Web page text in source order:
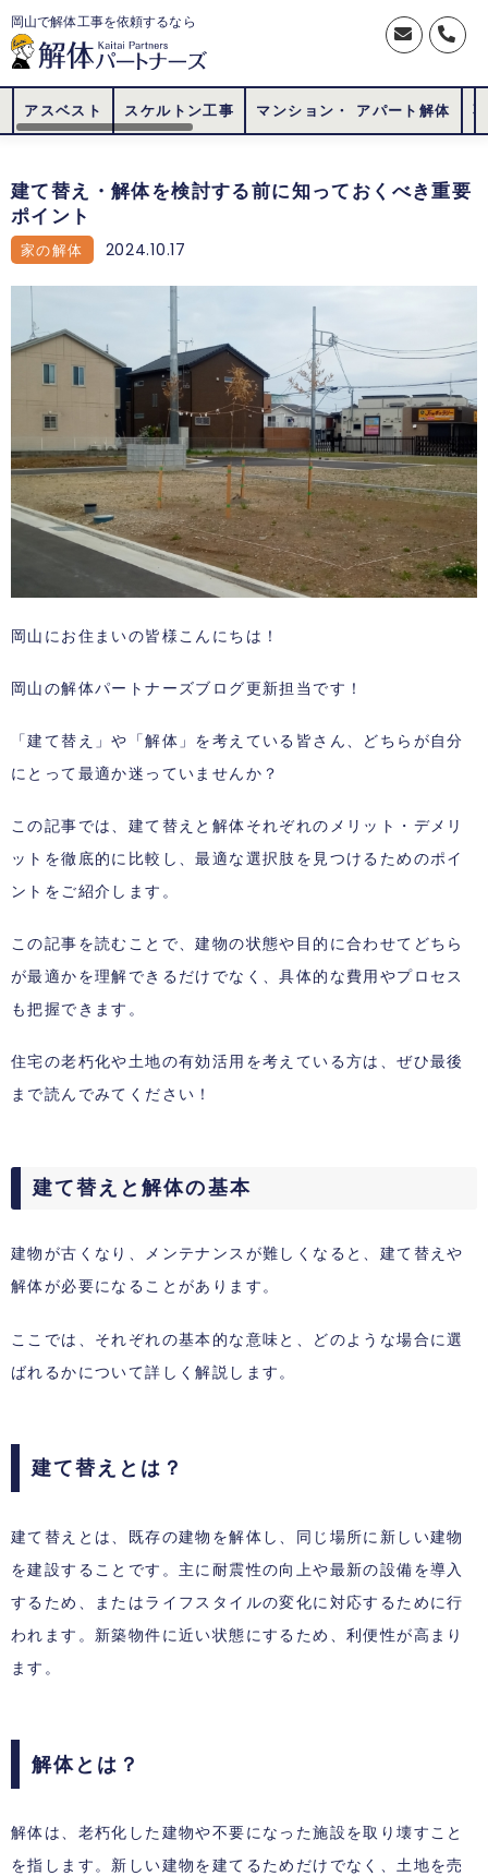
岡山で解体工事を依頼するなら
アスベスト スケルトン工事 マンション・ アパート解体
建て替え・解体を検討する前に知っておくべき重要
ポイント
家の解体 2024.10.17
岡山にお住まいの皆様こんにちは！
岡山の解体パートナーズブログ更新担当です！
「建て替え」や「解体」を考えている皆さん、どちらが自分
にとって最適か迷っていませんか？
この記事では、建て替えと解体それぞれのメリット・デメリ
ットを徹底的に比較し、最適な選択肢を見つけるためのポイ
ントをご紹介します。
この記事を読むことで、建物の状態や目的に合わせてどちら
が最適かを理解できるだけでなく、具体的な費用やプロセス
も把握できます。
住宅の老朽化や土地の有効活用を考えている方は、ぜひ最後
まで読んでみてください！
建て替えと解体の基本
建物が古くなり、メンテナンスが難しくなると、建て替えや
解体が必要になることがあります。
ここでは、それぞれの基本的な意味と、どのような場合に選
ばれるかについて詳しく解説します。
建て替えとは？
建て替えとは、既存の建物を解体し、同じ場所に新しい建物
を建設することです。主に耐震性の向上や最新の設備を導入
するため、またはライフスタイルの変化に対応するために行
われます。新築物件に近い状態にするため、利便性が高まり
ます。
解体とは？
解体は、老朽化した建物や不要になった施設を取り壊すこと
を指します。新しい建物を建てるためだけでなく、土地を売